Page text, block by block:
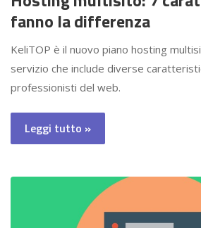
fanno la differenza
KeliTOP è il nuovo piano hosting
servizio che include diverse
professionisti del web.
Leggi tutto »